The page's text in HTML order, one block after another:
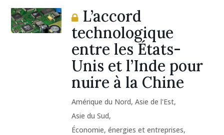
L’accord
technologique
entre les États-
Unis et l’Inde pour
nuire à la Chine
Amérique du Nord,Asie de l'Est,
Asie du Sud,
Économie, énergies et entreprises,